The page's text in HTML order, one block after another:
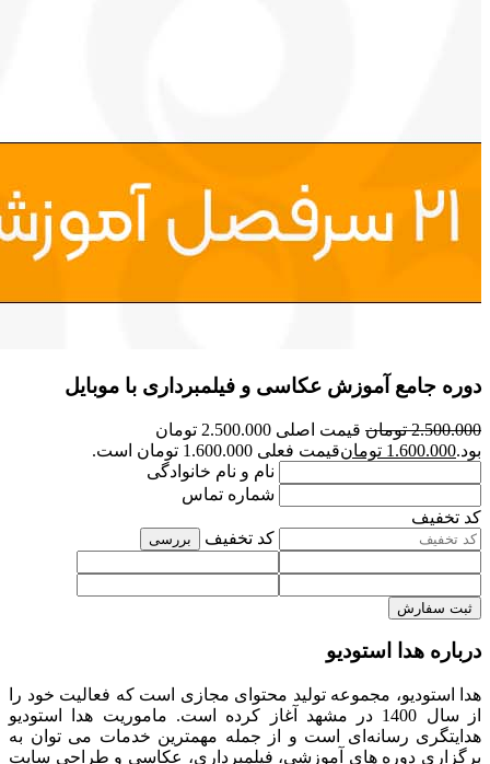
دوره جامع آموزش عکاسی و فیلمبرداری با موبایل
2.500.000 تومان
قیمت اصلی 2.500.000 تومان
بود.1.600.000 تومانقیمت فعلی 1.600.000 تومان است.
نام و نام خانوادگی
شماره تماس
کد تخفیف
کد تخفیف
بررسی
ثبت سفارش
درباره هدا استودیو
هدا استودیو، مجموعه تولید محتوای مجازی است که فعالیت خود را
از سال 1400 در مشهد آغاز کرده است. ماموریت هدا استودیو
هدایتگری رسانه‌ای است و از جمله مهمترین خدمات می توان به
برگزاری دوره های آموزشی، فیلمبرداری، عکاسی و طراحی سایت